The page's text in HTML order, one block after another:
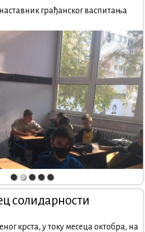
грађанског васпитања
солидарности
крста, у току месеца октобра, на